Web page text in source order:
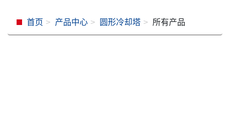
首页 产品中心 圆形冷却塔 所有产品